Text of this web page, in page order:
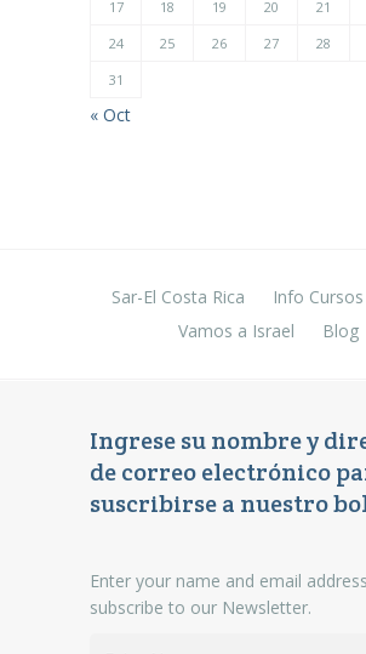
17
18 19 20 21
24
25 26 27 28
31
« Oct
Sar-El Costa Rica
Info
Vamos a Israel
Blog
Ingrese su nombre y
de correo electrónico
suscribirse a nuestro
Enter your name and email
subscribe to our Newsletter.